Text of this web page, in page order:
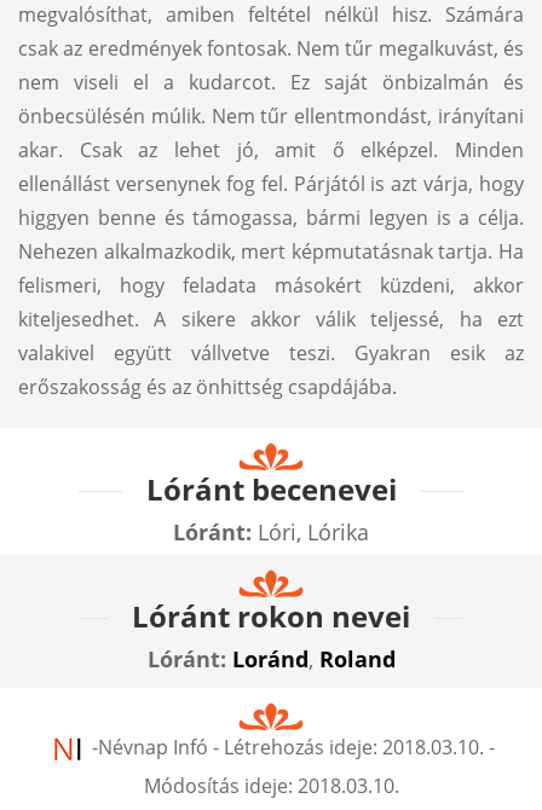
megvalósíthat, amiben feltétel nélkül hisz. Számára
csak az eredmények fontosak. Nem tűr megalkuvást, és
nem viseli el a kudarcot. Ez saját önbizalmán és
önbecsülésén múlik. Nem tűr ellentmondást, irányítani
akar. Csak az lehet jó, amit ő elképzel. Minden
ellenállást versenynek fog fel. Párjától is azt várja, hogy
higgyen benne és támogassa, bármi legyen is a célja.
Nehezen alkalmazkodik, mert képmutatásnak tartja. Ha
felismeri, hogy feladata másokért küzdeni, akkor
kiteljesedhet. A sikere akkor válik teljessé, ha ezt
valakivel együtt vállvetve teszi. Gyakran esik az
erőszakosság és az önhittség csapdájába.
Lóránt becenevei
Lóránt: Lóri, Lórika
Lóránt rokon nevei
Lóránt: Loránd, Roland
-Névnap Infó - Létrehozás ideje: 2018.03.10. -
Módosítás ideje: 2018.03.10.